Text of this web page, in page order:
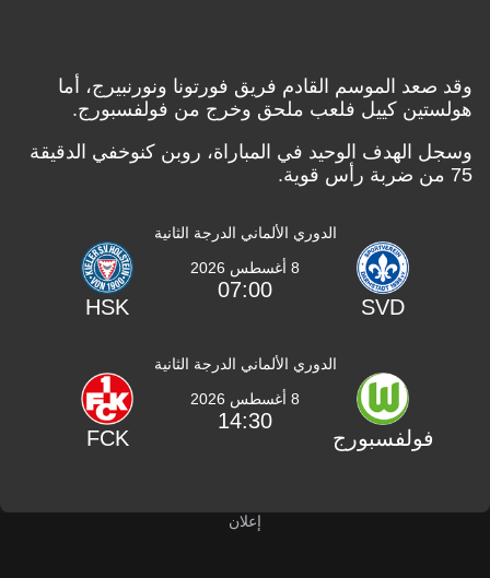
وقد صعد الموسم القادم فريق فورتونا ونورنبيرج، أما
هولستين كييل فلعب ملحق وخرج من فولفسبورج.
وسجل الهدف الوحيد في المباراة، روبن كنوخفي الدقيقة
75 من ضربة رأس قوية.
الدوري الألماني الدرجة الثانية
SVD
8 أغسطس 2026
07:00
HSK
الدوري الألماني الدرجة الثانية
فولفسبورج
8 أغسطس 2026
14:30
FCK
إعلان